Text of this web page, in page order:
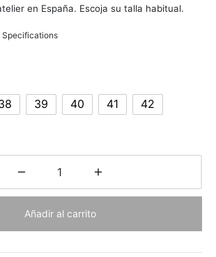
en España. Escoja su talla habitual.
Specifications
39 40 41 42
Añadir al carrito